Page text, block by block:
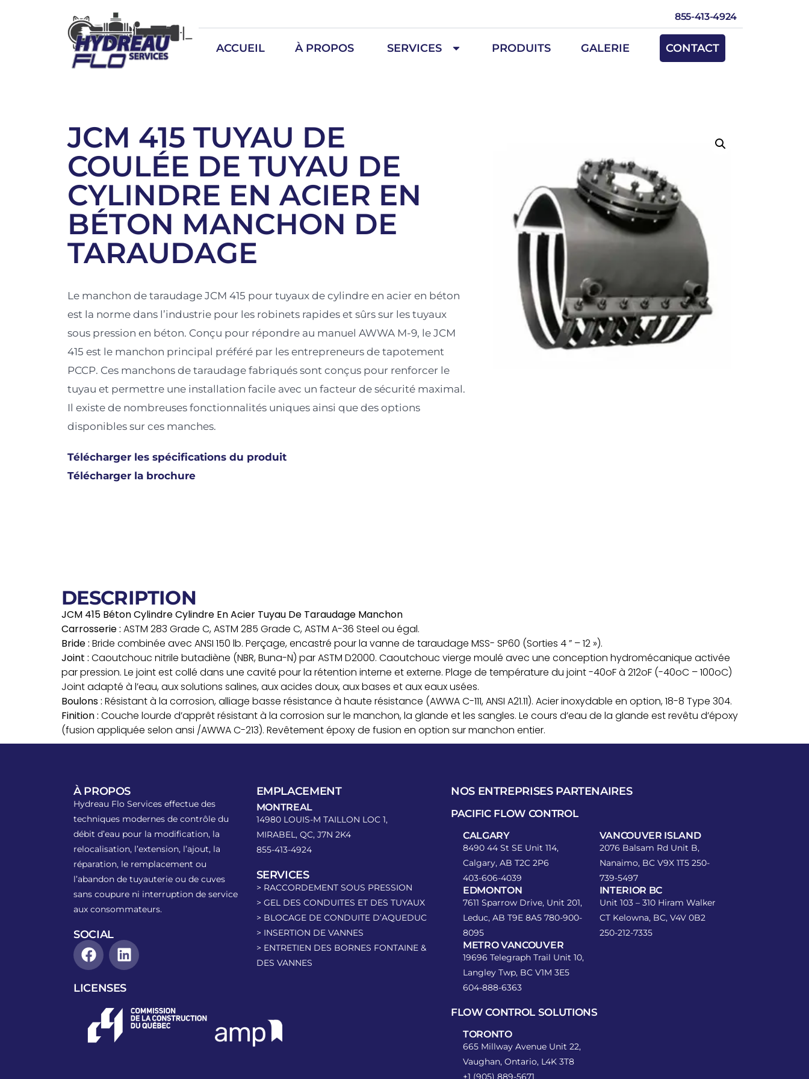
855-413-4924
ACCUEIL À PROPOS SERVICES PRODUITS GALERIE CONTACT
JCM 415 TUYAU DE
COULÉE DE TUYAU DE
CYLINDRE EN ACIER EN
BÉTON MANCHON DE
TARAUDAGE
Le manchon de taraudage JCM 415 pour tuyaux de cylindre en acier en béton
est la norme dans l’industrie pour les robinets rapides et sûrs sur les tuyaux
sous pression en béton. Conçu pour répondre au manuel AWWA M-9, le JCM
415 est le manchon principal préféré par les entrepreneurs de tapotement
PCCP. Ces manchons de taraudage fabriqués sont conçus pour renforcer le
tuyau et permettre une installation facile avec un facteur de sécurité maximal.
Il existe de nombreuses fonctionnalités uniques ainsi que des options
disponibles sur ces manches.
Télécharger les spécifications du produit
Télécharger la brochure
DESCRIPTION
JCM 415 Béton Cylindre Cylindre En Acier Tuyau De Taraudage Manchon
Carrosserie : ASTM 283 Grade C, ASTM 285 Grade C, ASTM A-36 Steel ou égal.
Bride : Bride combinée avec ANSI 150 lb. Perçage, encastré pour la vanne de taraudage MSS- SP60 (Sorties 4 ” – 12 »).
Joint : Caoutchouc nitrile butadiène (NBR, Buna-N) par ASTM D2000. Caoutchouc vierge moulé avec une conception hydromécanique activée
par pression. Le joint est collé dans une cavité pour la rétention interne et externe. Plage de température du joint -40oF à 212oF (-40oC – 100oC)
Joint adapté à l’eau, aux solutions salines, aux acides doux, aux bases et aux eaux usées.
Boulons : Résistant à la corrosion, alliage basse résistance à haute résistance (AWWA C-111, ANSI A21.11). Acier inoxydable en option, 18-8 Type 304.
Finition : Couche lourde d’apprêt résistant à la corrosion sur le manchon, la glande et les sangles. Le cours d’eau de la glande est revêtu d’époxy
(fusion appliquée selon ansi /AWWA C-213). Revêtement époxy de fusion en option sur manchon entier.
À PROPOS
Hydreau Flo Services effectue des
techniques modernes de contrôle du
débit d’eau pour la modification, la
relocalisation, l’extension, l’ajout, la
réparation, le remplacement ou
l’abandon de tuyauterie ou de cuves
sans coupure ni interruption de service
aux consommateurs.
SOCIAL
EMPLACEMENT
MONTREAL
14980 LOUIS-M TAILLON LOC 1,
MIRABEL, QC, J7N 2K4
855-413-4924
SERVICES
> RACCORDEMENT SOUS PRESSION
> GEL DES CONDUITES ET DES TUYAUX
> BLOCAGE DE CONDUITE D’AQUEDUC
> INSERTION DE VANNES
> ENTRETIEN DES BORNES FONTAINE &
DES VANNES
LICENSES
NOS ENTREPRISES PARTENAIRES
PACIFIC FLOW CONTROL
CALGARY
8490 44 St SE Unit 114,
Calgary, AB T2C 2P6
403-606-4039
EDMONTON
7611 Sparrow Drive, Unit 201,
Leduc, AB T9E 8A5 780-900-
8095
METRO VANCOUVER
19696 Telegraph Trail Unit 10,
Langley Twp, BC V1M 3E5
604-888-6363
VANCOUVER ISLAND
2076 Balsam Rd Unit B,
Nanaimo, BC V9X 1T5 250-
739-5497
INTERIOR BC
Unit 103 – 310 Hiram Walker
CT Kelowna, BC, V4V 0B2
250-212-7335
FLOW CONTROL SOLUTIONS
TORONTO
665 Millway Avenue Unit 22,
Vaughan, Ontario, L4K 3T8
+1 (905) 889-5671